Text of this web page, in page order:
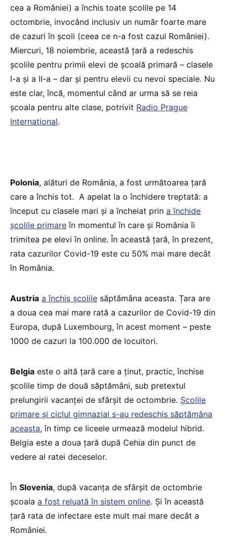
cea a României) a închis toate școlile pe 14
octombrie, invocând inclusiv un număr foarte mare
de cazuri în școli (ceea ce n-a fost cazul României).
Miercuri, 18 noiembrie, această țară a redeschis
școlile pentru primii elevi de școală primară – clasele
I-a și a II-a – dar și pentru elevii cu nevoi speciale. Nu
este clar, încă, momentul când ar urma să se reia
școala pentru alte clase, potrivit Radio Prague
International.
Polonia, alături de România, a fost următoarea țară
care a închis tot. A apelat la o închidere treptată: a
început cu clasele mari și a încheiat prin a închide
școlile primare în momentul în care și România îi
trimitea pe elevi în online. În această țară, în prezent,
rata cazurilor Covid-19 este cu 50% mai mare decât
în România.
Austria a închis școlile săptămâna aceasta. Țara are
a doua cea mai mare rată a cazurilor de Covid-19 din
Europa, după Luxembourg, în acest moment – peste
1000 de cazuri la 100.000 de locuitori.
Belgia este o altă țară care a ținut, practic, închise
școlile timp de două săptămâni, sub pretextul
prelungirii vacanței de sfârșit de octombrie. Școlile
primare și ciclul gimnazial s-au redeschis săptămâna
aceasta, în timp ce liceele urmează modelul hibrid.
Belgia este a doua țară după Cehia din punct de
vedere al ratei deceselor.
În Slovenia, după vacanța de sfârșit de octombrie
școala a fost reluată în sistem online. Și în această
țară rata de infectare este mult mai mare decât a
României.